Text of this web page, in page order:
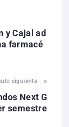
y Cajal ad
farmacé
siguiente
Next G
semestre